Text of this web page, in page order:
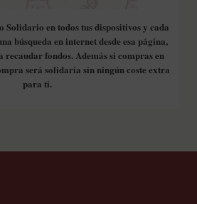
en todos tus dispositivos y cada
búsqueda en internet desde esa página,
recaudar fondos. Además si compras en
será solidaria sin ningún coste extra
para ti.